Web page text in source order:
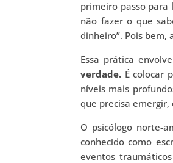
primeiro passo para
não fazer o que
dinheiro”. Pois
Essa prática
verdade. É colocar
níveis mais
que precisa emergir,
O psicólogo norte-
conhecido como
eventos